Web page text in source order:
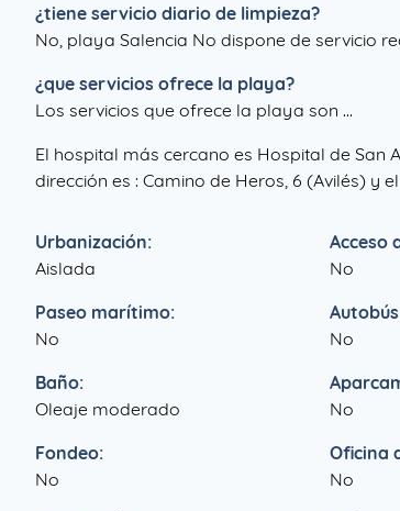
¿tiene servicio diario de limpieza?
No, playa Salencia No dispone de servicio
¿que servicios ofrece la playa?
Los servicios que ofrece la playa son ...
El hospital más cercano es Hospital de San
dirección es : Camino de Heros, 6 (Avilés) y
Urbanización:
Aislada
Paseo marítimo:
No
Baño:
Oleaje moderado
Fondeo:
No
Acceso
No
No
No
Oficina
No